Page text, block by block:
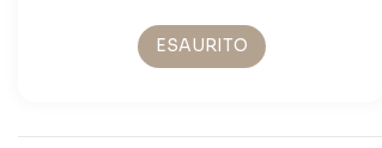
ESAURITO